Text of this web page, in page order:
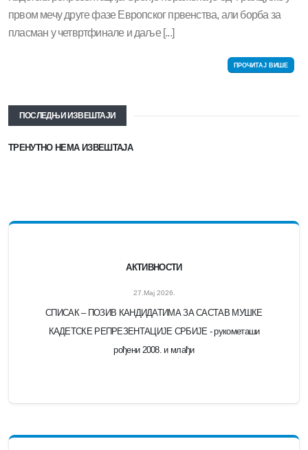
првом мечу друге фазе Европског првенства, али борба за
пласман у четвртфинале и даље [...]
ПРОЧИТАЈ ВИШЕ
ПОСЛЕДЊИ ИЗВЕШТАЈИ
ТРЕНУТНО НЕМА ИЗВЕШТАЈА
АКТИВНОСТИ
27.Мај 2026.
СПИСАК – ПОЗИВ КАНДИДАТИМА ЗА САСТАВ МУШКЕ
КАДЕТСКЕ РЕПРЕЗЕНТАЦИЈЕ СРБИЈЕ - рукометаши
рођени 2008. и млађи